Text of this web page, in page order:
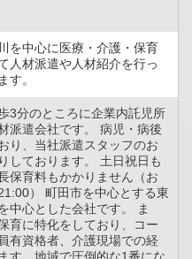
を中心に医療・介護・保育
人材派遣や人材紹介を行っ
す。
3分のところに企業内託児所
派遣会社です。 病児・病後
り、当社派遣スタッフのお
しております。 土日祝日も
保育料もかかりません（お
） 町田市を中心とする東
中心とした会社です。 ま
育に特化をしており、コー
有資格者、介護現場での経
す。地域で圧倒的な1番にな